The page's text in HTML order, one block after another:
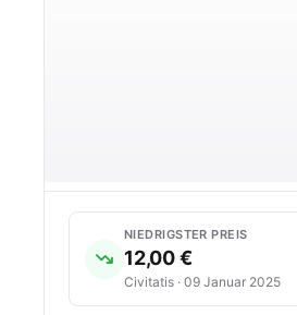
NIEDRIGSTER PREIS
12,00 €
Civitatis · 09 Januar 2025